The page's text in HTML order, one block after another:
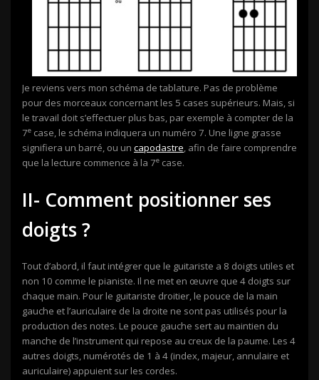
Je reviens vers mon schéma de tablature. Pas de problème
pour des morceaux concernant les 5 cases supérieurs. Mais, si
le travail doit s’effectuer plus bas, par exemple à compter de la
7e case, le schéma indiquera un numéro 7. Une ligne grasse
signifiera un barré, ou un capodastre, afin de faire comprendre
que la lecture commence à la 7e case.
II- Comment positionner ses
doigts ?
Tout d’abord, il faut intégrer que le guitariste a 8 doigts utiles et
non 10 comme le pianiste. Il ne met en œuvre que 4 doigts sur
chaque main. Pour le guitariste droitier, le pouce de la main
gauche et l’auriculaire de la droite ne sont pas utilisés pour la
production des notes. Le pouce gauche sert au maintien du
manche de l’instrument qui repose au creux de la paume. Les 4
autres doigts, numérotés de 1 à 4 (index, majeur, annulaire et
auriculaire) appuient sur les cordes.